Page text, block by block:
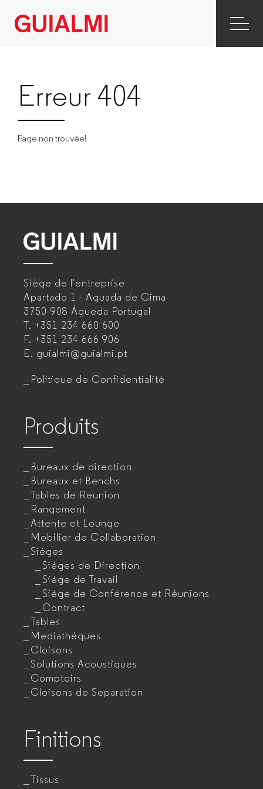
Erreur 404
Page non trouvée!
Siège de l'entreprise
Apartado 1 - Aguada de Cima
3750-908 Águeda Portugal
T. +351 234 660 600
F. +351 234 666 906
E. guialmi@guialmi.pt
Polítique de Confidentialité
Produits
Bureaux de direction
Bureaux et Benchs
Tables de Reunion
Rangement
Attente et Lounge
Mobilier de Collaboration
Siéges
Siéges de Direction
Siége de Travail
Siége de Conférence et Réunions
Contract
Tables
Mediathéques
Cloisons
Solutions Acoustiques
Comptoirs
Cloisons de Separation
Finitions
Tissus